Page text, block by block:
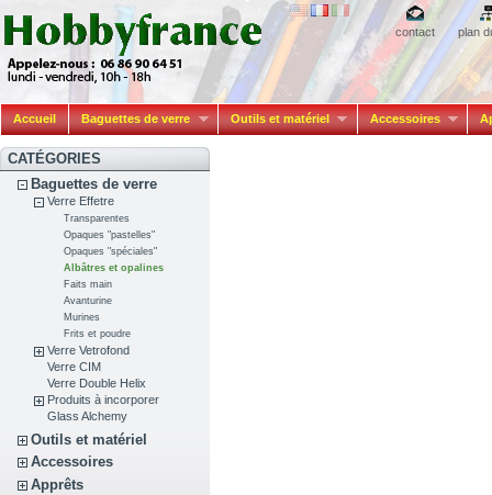
contact plan
Accueil Baguettes de verre Outils et matériel Accessoires
CATÉGORIES
Baguettes de verre
Verre Effetre
Transparentes
Opaques "pastelles"
Opaques "spéciales"
Albâtres et opalines
Faits main
Avanturine
Murines
Frits et poudre
Verre Vetrofond
Verre CIM
Verre Double Helix
Produits à incorporer
Glass Alchemy
Outils et matériel
Accessoires
Apprêts